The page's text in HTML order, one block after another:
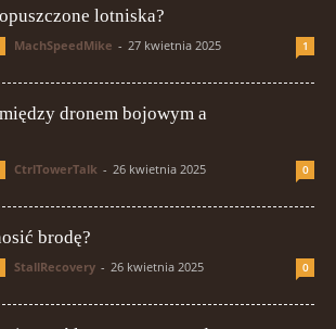
lotniska?
MachSpeedMike - 27 kwietnia 2025 1
dronem bojowym a
CtrlTowerTalk - 26 kwietnia 2025 0
brodę?
StallRecovery - 26 kwietnia 2025 0